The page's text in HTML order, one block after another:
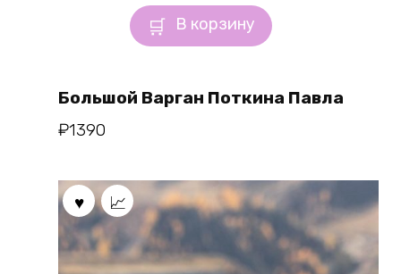
В корзину
Большой Варган Поткина Павла
₽1390